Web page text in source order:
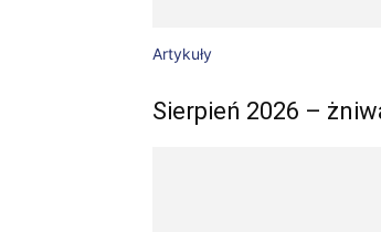
Artykuły
Sierpień 2026 –